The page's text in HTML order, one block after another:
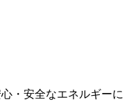
・安全なエネルギーに